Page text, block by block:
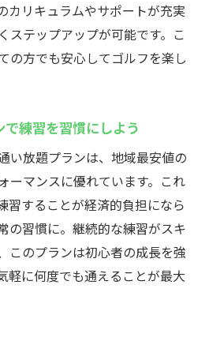
カリキュラムやサポートが充実
ステップアップが可能です。こ
の方でも安心してゴルフを楽し
練習を習慣にしよう
い放題プランは、地域最安値の
ーマンスに優れています。これ
習することが経済的負担になら
の習慣に。継続的な練習がスキ
このプランは初心者の成長を強
軽に何度でも通えることが最大